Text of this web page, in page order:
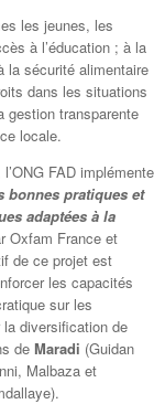
les jeunes, les
à l’éducation ; à la
la sécurité alimentaire
dans les situations
gestion transparente
locale.
FAD implémente
bonnes pratiques et
adaptées à la
Oxfam France et
de ce projet est
les capacités
sur les
diversification de
de Maradi (Guidan
Malbaza et